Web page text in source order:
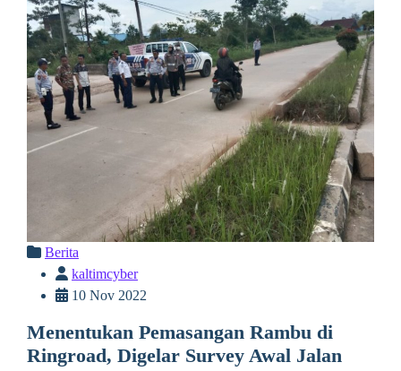
Berita
kaltimcyber
10 Nov 2022
Menentukan Pemasangan Rambu di
Ringroad, Digelar Survey Awal Jalan